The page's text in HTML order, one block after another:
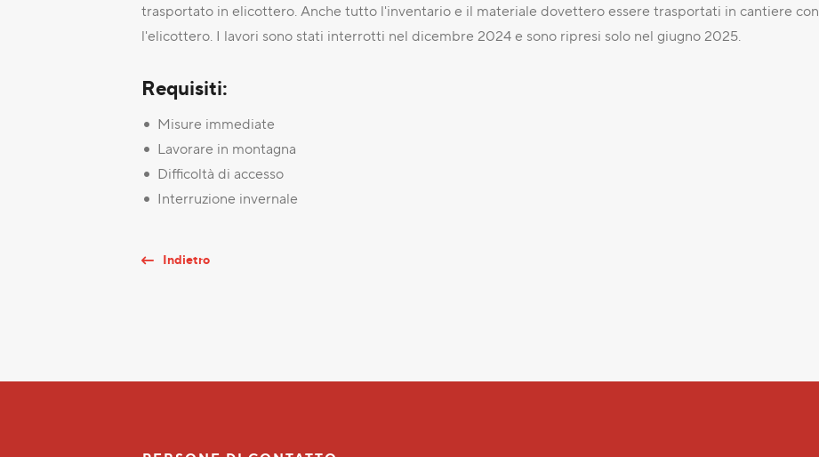
trasportato in elicottero. Anche tutto l'inventario e il materiale dovettero essere trasportati in cantiere con
l'elicottero. I lavori sono stati interrotti nel dicembre 2024 e sono ripresi solo nel giugno 2025.
Requisiti:
Misure immediate
Lavorare in montagna
Difficoltà di accesso
Interruzione invernale
Indietro